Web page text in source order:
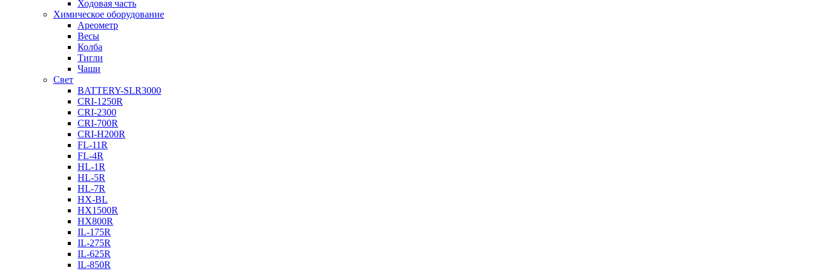
Ходовая часть
Химическое оборудование
Ареометр
Весы
Колба
Тигли
Чаши
Cвет
BATTERY-SLR3000
CRI-1250R
CRI-2300
CRI-700R
CRI-H200R
FL-11R
FL-4R
HL-1R
HL-5R
HL-7R
HX-BL
HX1500R
HX800R
IL-175R
IL-275R
IL-625R
IL-850R